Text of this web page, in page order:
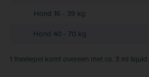
Hond 16 - 39 kg
Hond 40 - 70 kg
1 theelepel komt overeen met ca. 3 ml liquid.